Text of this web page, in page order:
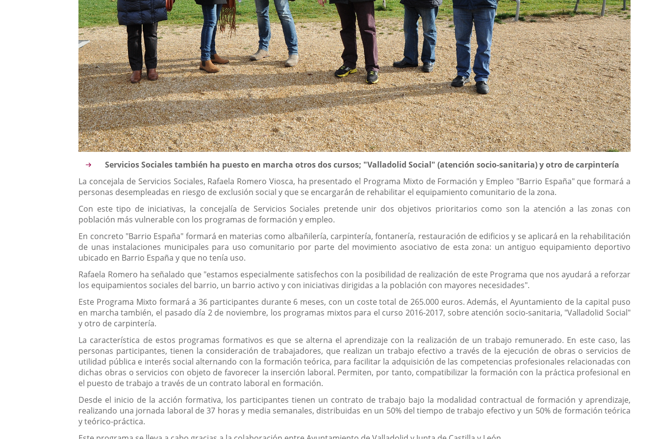
Descripción
Servicios Sociales también ha puesto en marcha otros dos cursos; "Valladolid Social" (atención socio-sanitaria) y otro de carpintería
La concejala de Servicios Sociales, Rafaela Romero Viosca, ha presentado el Programa Mixto de Formación y Empleo "Barrio España" que formará a
personas desempleadas en riesgo de exclusión social y que se encargarán de rehabilitar el equipamiento comunitario de la zona.
Con este tipo de iniciativas, la concejalía de Servicios Sociales pretende unir dos objetivos prioritarios como son la atención a las zonas con
población más vulnerable con los programas de formación y empleo.
En concreto "Barrio España" formará en materias como albañilería, carpintería, fontanería, restauración de edificios y se aplicará en la rehabilitación
de unas instalaciones municipales para uso comunitario por parte del movimiento asociativo de esta zona: un antiguo equipamiento deportivo
ubicado en Barrio España y que no tenía uso.
Rafaela Romero ha señalado que "estamos especialmente satisfechos con la posibilidad de realización de este Programa que nos ayudará a reforzar
los equipamientos sociales del barrio, un barrio activo y con iniciativas dirigidas a la población con mayores necesidades".
Este Programa Mixto formará a 36 participantes durante 6 meses, con un coste total de 265.000 euros. Además, el Ayuntamiento de la capital puso
en marcha también, el pasado día 2 de noviembre, los programas mixtos para el curso 2016-2017, sobre atención socio-sanitaria, "Valladolid Social"
y otro de carpintería.
La característica de estos programas formativos es que se alterna el aprendizaje con la realización de un trabajo remunerado. En este caso, las
personas participantes, tienen la consideración de trabajadores, que realizan un trabajo efectivo a través de la ejecución de obras o servicios de
utilidad pública e interés social alternando con la formación teórica, para facilitar la adquisición de las competencias profesionales relacionadas con
dichas obras o servicios con objeto de favorecer la inserción laboral. Permiten, por tanto, compatibilizar la formación con la práctica profesional en
el puesto de trabajo a través de un contrato laboral en formación.
Desde el inicio de la acción formativa, los participantes tienen un contrato de trabajo bajo la modalidad contractual de formación y aprendizaje,
realizando una jornada laboral de 37 horas y media semanales, distribuidas en un 50% del tiempo de trabajo efectivo y un 50% de formación teórica
y teórico-práctica.